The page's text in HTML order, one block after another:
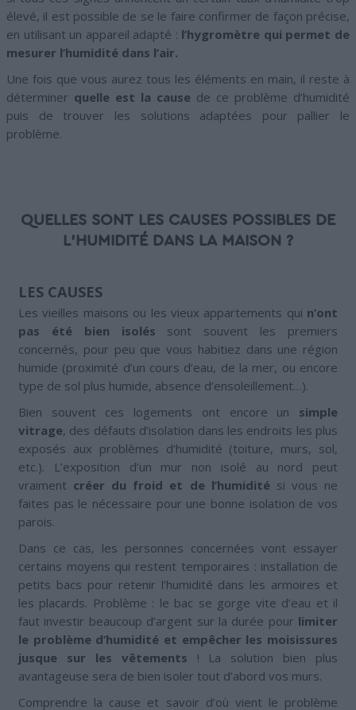
élevé, il est possible de se le faire confirmer de façon précise,
en utilisant un appareil adapté : l’hygromètre qui permet de
mesurer l’humidité dans l’air.
Une fois que vous aurez tous les éléments en main, il reste à
déterminer quelle est la cause de ce problème d’humidité
puis de trouver les solutions adaptées pour pallier le
problème.
QUELLES SONT LES CAUSES POSSIBLES DE
L’HUMIDITÉ DANS LA MAISON ?
LES CAUSES
Les vieilles maisons ou les vieux appartements qui n’ont
pas été bien isolés sont souvent les premiers
concernés, pour peu que vous habitiez dans une région
humide (proximité d’un cours d’eau, de la mer, ou encore
type de sol plus humide, absence d’ensoleillement…).
Bien souvent ces logements ont encore un simple
vitrage, des défauts d’isolation dans les endroits les plus
exposés aux problèmes d’humidité (toiture, murs, sol,
etc.). L’exposition d’un mur non isolé au nord peut
vraiment créer du froid et de l’humidité si vous ne
faites pas le nécessaire pour une bonne isolation de vos
parois.
Dans ce cas, les personnes concernées vont essayer
certains moyens qui restent temporaires : installation de
petits bacs pour retenir l’humidité dans les armoires et
les placards. Problème : le bac se gorge vite d’eau et il
faut investir beaucoup d’argent sur la durée pour limiter
le problème d’humidité et empêcher les moisissures
jusque sur les vêtements ! La solution bien plus
avantageuse sera de bien isoler tout d’abord vos murs.
Comprendre la cause et savoir d’où vient le problème